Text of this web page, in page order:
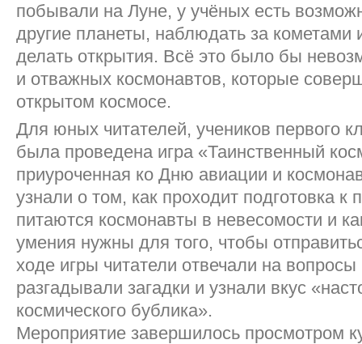
побывали на Луне, у учёных есть
другие планеты, наблюдать за кометами
делать открытия. Всё это было бы
и отважных космонавтов, которые
открытом космосе.
Для юных читателей, учеников первого
была проведена игра «Таинственный
приуроченная ко Дню авиации и
узнали о том, как проходит подготовка к
питаются космонавты в невесомости и
умения нужны для того, чтобы
ходе игры читатели отвечали на
разгадывали загадки и узнали вкус
космического бублика».
Мероприятие завершилось просмотром